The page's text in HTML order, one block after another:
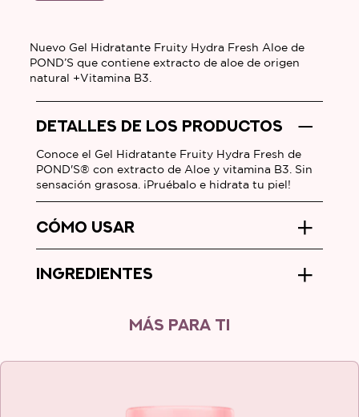
calificaciones
este
product
Nuevo Gel Hidratante Fruity Hydra Fresh Aloe de
POND’S que contiene extracto de aloe de origen
natural +Vitamina B3.
DETALLES DE LOS PRODUCTOS
Conoce el Gel Hidratante Fruity Hydra Fresh de
POND'S® con extracto de Aloe y vitamina B3. Sin
sensación grasosa. ¡Pruébalo e hidrata tu piel!
CÓMO USAR
INGREDIENTES
MÁS PARA TI